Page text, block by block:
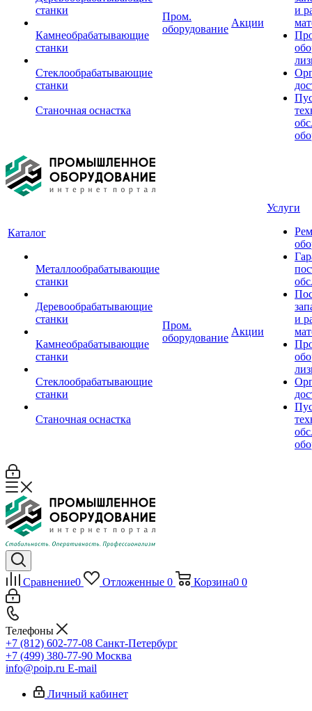
станки
Камнеобрабатывающие
станки
Стеклообрабатывающие
станки
Станочная оснастка
Пром.
оборудование
Акции
и
Каталог
Металлообрабатывающие
станки
Деревообрабатывающие
станки
Камнеобрабатывающие
станки
Стеклообрабатывающие
станки
Станочная оснастка
Пром.
оборудование
Акции
Услуги
и
Сравнение0 Отложенные 0 Корзина0 0
Телефоны
+7 (812) 602-77-08 Санкт-Петербург
+7 (499) 380-77-90 Москва
info@poip.ru E-mail
Личный кабинет